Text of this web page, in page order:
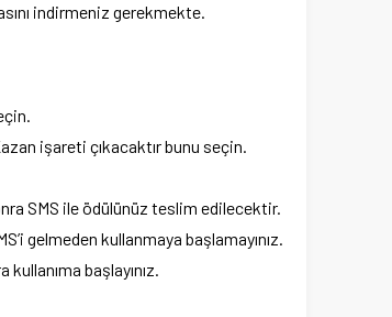
indirmeniz gerekmekte.
işareti çıkacaktır bunu seçin.
SMS ile ödülünüz teslim edilecektir.
gelmeden kullanmaya başlamayınız.
başlayınız.